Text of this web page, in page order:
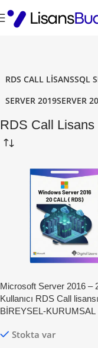
RDS CALL LISANSSQL
SERVER 2019SERVER
RDS Call Lisans
Microsoft Server 2016 –
Kullanıcı RDS Call lisansı
BİREYSEL-KURUMSAL
Stokta var